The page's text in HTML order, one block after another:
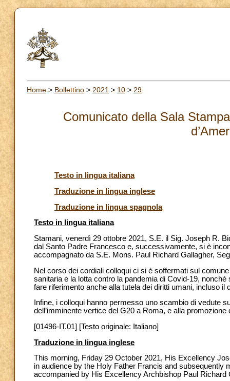
Home > Bollettino > 2021 > 10 > 29
Comunicato della Sala
Testo in lingua italiana
Traduzione in lingua inglese
Traduzione in lingua spagnola
Testo in lingua italiana
Stamani, venerdì 29 ottobre 2021, S.E. il Sig. Joseph R.
dal Santo Padre Francesco e, successivamente, si è
accompagnato da S.E. Mons. Paul Richard Gallagher,
Nel corso dei cordiali colloqui ci si è soffermati sul
sanitaria e la lotta contro la pandemia di Covid-19,
fare riferimento anche alla tutela dei diritti umani, incluso il
Infine, i colloqui hanno permesso uno scambio di vedute
dell’imminente vertice del G20 a Roma, e alla
[01496-IT.01] [Testo originale: Italiano]
Traduzione in lingua inglese
This morning, Friday 29 October 2021, His Excellency
in audience by the Holy Father Francis and
accompanied by His Excellency Archbishop Paul